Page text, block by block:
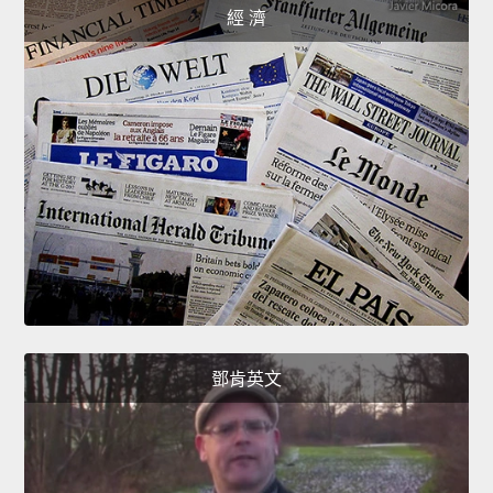
經 濟
鄧肯英文